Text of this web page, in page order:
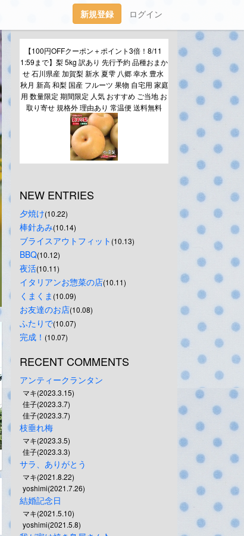
新規登録 ログイン
【100円OFFクーポン＋ポイント3倍！8/11
1:59まで】梨 5kg 訳あり 先行予約 品種おまか
せ 石川県産 加賀梨 新水 夏雫 八郷 幸水 豊水
秋月 新高 和梨 国産 フルーツ 果物 自宅用 家庭
用 数量限定 期間限定 人気 おすすめ ご当地 お
取り寄せ 規格外 理由あり 常温便 送料無料
NEW ENTRIES
夕焼け(10.22)
棒針あみ(10.14)
ブライスアウトフィット (10.13)
BBQ(10.12)
夜活(10.11)
イタリアンお惣菜の店(10.11)
くまくま (10.09)
お友達のお店(10.08)
ふたりで(10.07)
完成！ (10.07)
RECENT COMMENTS
アンティークランタン
マキ(2023.3.15)
佳子(2023.3.7)
佳子(2023.3.7)
枝垂れ梅
マキ(2023.3.5)
佳子(2023.3.3)
サラ、ありがとう
マキ(2021.8.22)
yoshimi(2021.7.26)
結婚記念日
マキ(2021.5.10)
yoshimi(2021.5.8)